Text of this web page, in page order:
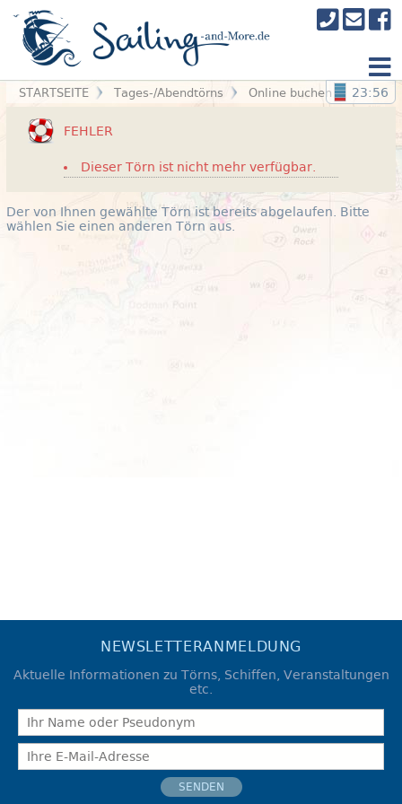
STARTSEITE Tages-/Abendtörns Online buchen 23:56
FEHLER
Dieser Törn ist nicht mehr verfügbar.
Der von Ihnen gewählte Törn ist bereits abgelaufen. Bitte
wählen Sie einen anderen Törn aus.
NEWSLETTERANMELDUNG
Aktuelle Informationen zu Törns, Schiffen, Veranstaltungen
etc.
SENDEN